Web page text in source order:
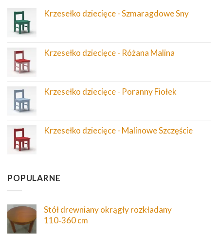
Krzesełko dziecięce - Szmaragdowe Sny
Krzesełko dziecięce - Różana Malina
Krzesełko dziecięce - Poranny Fiołek
Krzesełko dziecięce - Malinowe Szczęście
POPULARNE
Stół drewniany okrągły rozkładany
110‑360 cm